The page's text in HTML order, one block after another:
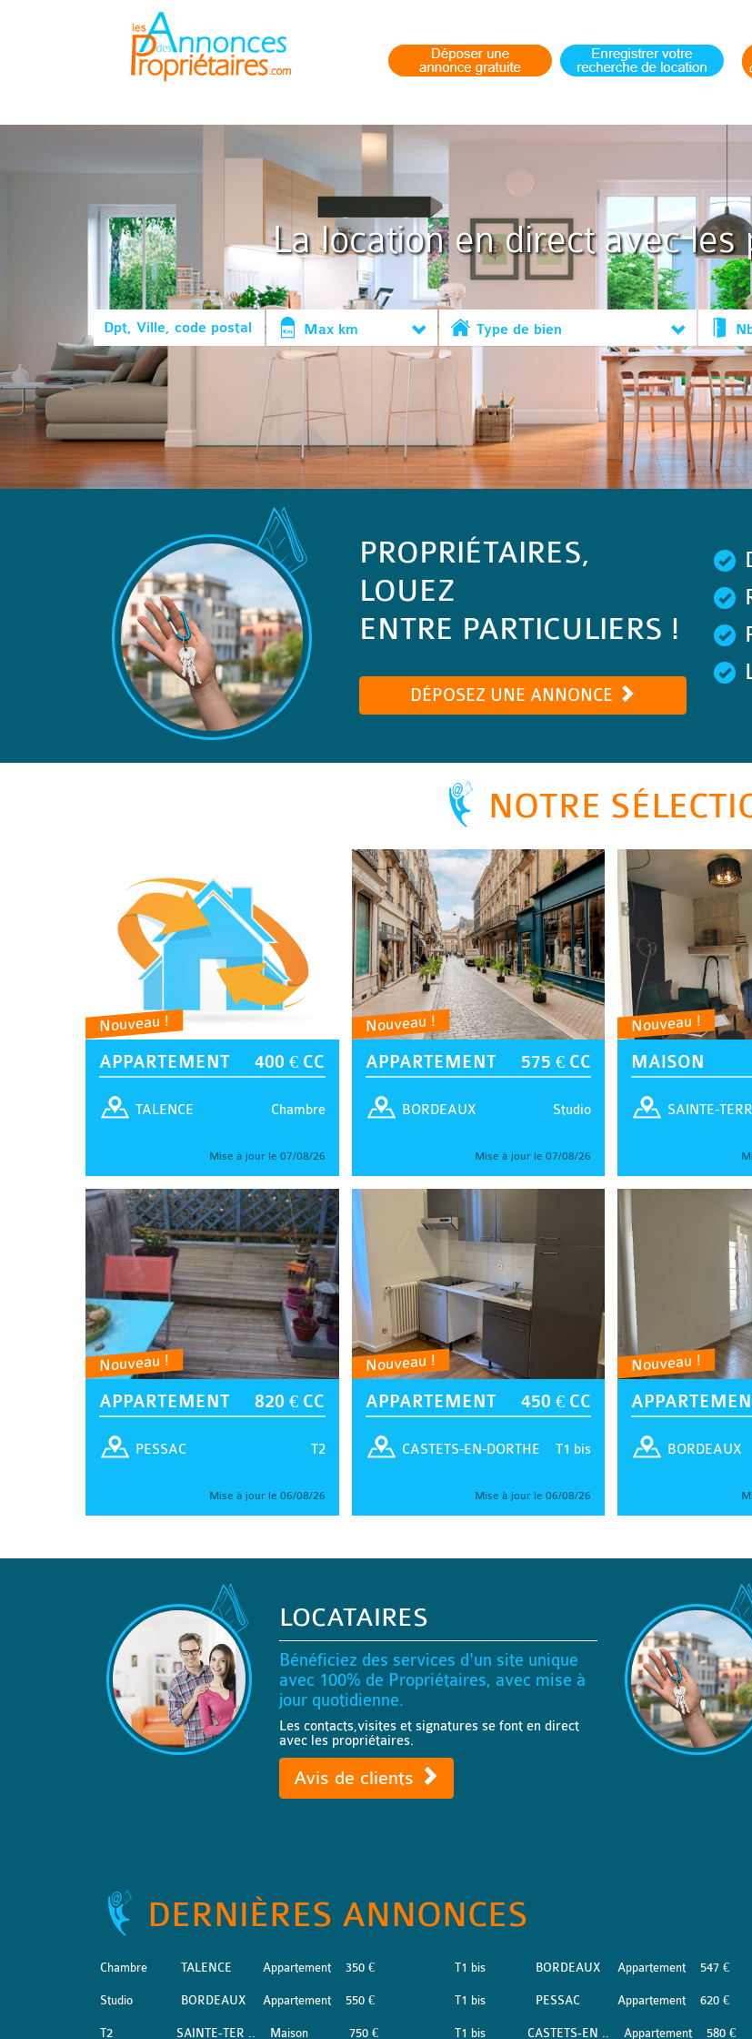
La location en direct avec
Max km Type de bien
PROPRIÉTAIRES,
LOUEZ
ENTRE PARTICULIERS !
DÉPOSEZ UNE ANNONCE
NOTRE
Nouveau !
APPARTEMENT 400 € CC
Chambre
TALENCE
Mise à jour le 07/08/26
Nouveau !
APPARTEMENT 575 € CC
Studio
BORDEAUX
Mise à jour le 07/08/26
Nouveau !
MAISON
SAINTE-
Nouveau !
APPARTEMENT 820 € CC
T2
PESSAC
Mise à jour le 06/08/26
Nouveau !
APPARTEMENT 450 € CC
T1 bis
CASTETS-EN-DORTHE
Mise à jour le 06/08/26
Nouveau !
BORDEAUX
LOCATAIRES
Bénéficiez des services d'un site unique
avec 100% de Propriétaires, avec mise à
jour quotidienne.
Les contacts,visites et signatures se font en direct
avec les propriétaires.
Avis de clients
DERNIÈRES ANNONCES
Chambre TALENCE Appartement 350 €
Studio BORDEAUX Appartement 550 €
T2 SAINTE-TER .. Maison 750 €
T1 bis BORDEAUX Appartement 547 €
T1 bis PESSAC Appartement 620 €
T1 bis CASTETS-EN .. Appartement 580 €